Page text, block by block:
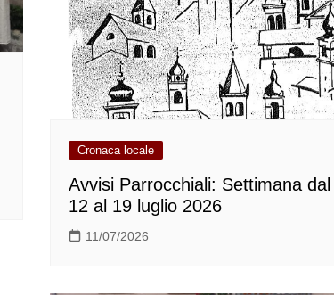
Cronaca locale
Avvisi Parrocchiali: Settimana dal
12 al 19 luglio 2026
11/07/2026